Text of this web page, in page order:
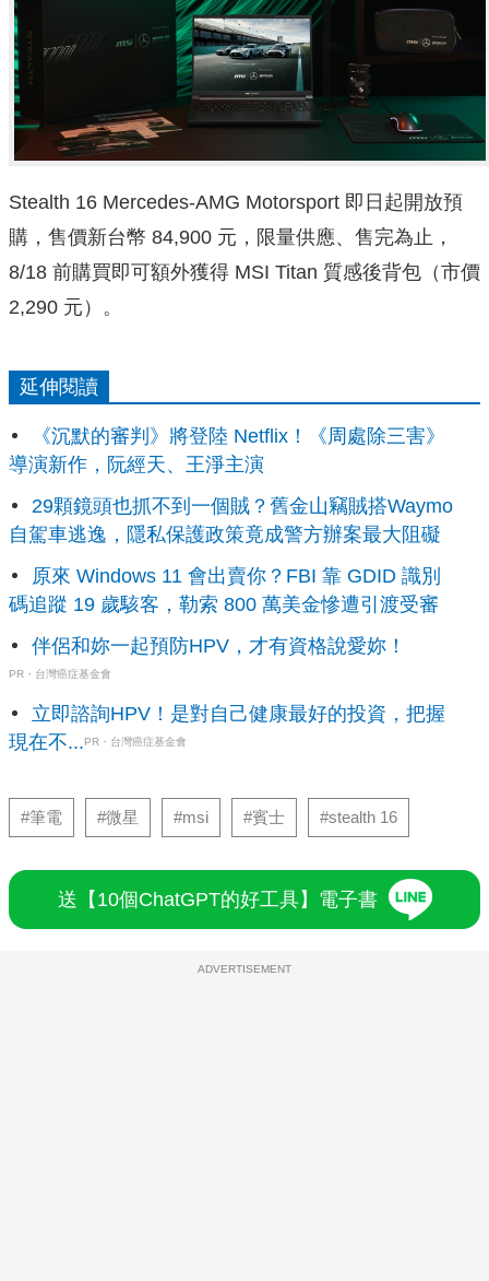
Stealth 16 Mercedes-AMG Motorsport 即日起開放預
購，售價新台幣 84,900 元，限量供應、售完為止，
8/18 前購買即可額外獲得 MSI Titan 質感後背包（市價
2,290 元）。
延伸閱讀
《沉默的審判》將登陸 Netflix！《周處除三害》
導演新作，阮經天、王淨主演
29顆鏡頭也抓不到一個賊？舊金山竊賊搭Waymo
自駕車逃逸，隱私保護政策竟成警方辦案最大阻礙
原來 Windows 11 會出賣你？FBI 靠 GDID 識別
碼追蹤 19 歲駭客，勒索 800 萬美金慘遭引渡受審
伴侶和妳一起預防HPV，才有資格說愛妳！
PR・台灣癌症基金會
立即諮詢HPV！是對自己健康最好的投資，把握
現在不... PR・台灣癌症基金會
#筆電 #微星 #msi #賓士 #stealth 16
送【10個ChatGPT的好工具】電子書
ADVERTISEMENT